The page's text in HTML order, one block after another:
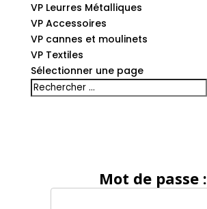
VP Leurres Métalliques
VP Accessoires
VP cannes et moulinets
VP Textiles
Sélectionner une page
Mot de passe :